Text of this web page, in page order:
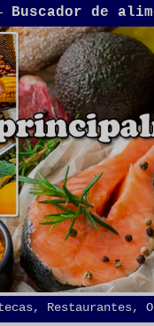
Buscador de
Restaurantes,